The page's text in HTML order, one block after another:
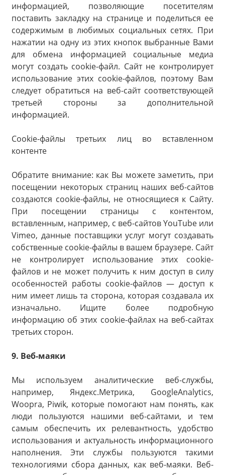
информацией, позволяющие посетителям
поставить закладку на странице и поделиться ее
содержимым в любимых социальных сетях. При
нажатии на одну из этих кнопок выбранные Вами
для обмена информацией социальные медиа
могут создать cookie-файл. Сайт не контролирует
использование этих cookie-файлов, поэтому Вам
следует обратиться на веб-сайт соответствующей
третьей стороны за дополнительной
информацией.
Cookie-файлы третьих лиц во вставленном
контенте
Обратите внимание: как Вы можете заметить, при
посещении некоторых страниц наших веб-сайтов
создаются cookie-файлы, не относящиеся к Сайту.
При посещении страницы с контентом,
вставленным, например, с веб-сайтов YouTube или
Vimeo, данные поставщики услуг могут создавать
собственные cookie-файлы в вашем браузере. Сайт
не контролирует использование этих cookie-
файлов и не может получить к ним доступ в силу
особенностей работы cookie-файлов — доступ к
ним имеет лишь та сторона, которая создавала их
изначально. Ищите более подробную
информацию об этих cookie-файлах на веб-сайтах
третьих сторон.
9. Веб-маяки
Мы используем аналитические веб-службы,
например, Яндекс.Метрика, GoogleAnalytics,
Woopra, Piwik, которые помогают нам понять, как
люди пользуются нашими веб-сайтами, и тем
самым обеспечить их релевантность, удобство
использования и актуальность информационного
наполнения. Эти службы пользуются такими
технологиями сбора данных, как веб-маяки. Веб-